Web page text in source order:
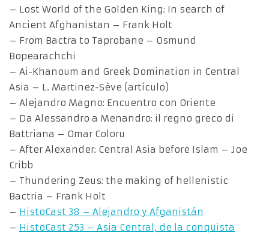
– Lost World of the Golden King: In search of
Ancient Afghanistan – Frank Holt
– From Bactra to Taprobane – Osmund
Bopearachchi
– Ai-Khanoum and Greek Domination in Central
Asia – L. Martinez-Sève (artículo)
– Alejandro Magno: Encuentro con Oriente
– Da Alessandro a Menandro: il regno greco di
Battriana – Omar Coloru
– After Alexander: Central Asia before Islam – Joe
Cribb
– Thundering Zeus: the making of hellenistic
Bactria – Frank Holt
– HistoCast 38 – Alejandro y Afganistán
– HistoCast 253 – Asia Central, de la conquista